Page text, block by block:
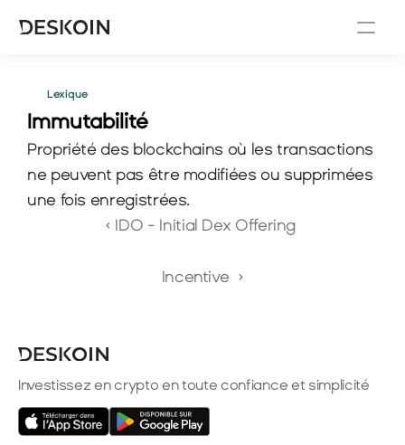
Lexique
Immutabilité
Propriété des blockchains où les transactions
ne peuvent pas être modifiées ou supprimées
une fois enregistrées.
‹ IDO - Initial Dex Offering
Incentive  ›
Investissez en crypto en toute confiance et simplicité